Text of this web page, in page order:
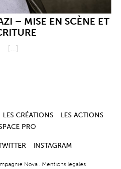
– MISE EN SCÈNE ET
[...]
LES CRÉATIONS
LES ACTIONS
PRO
INSTAGRAM
Nova . Mentions légales